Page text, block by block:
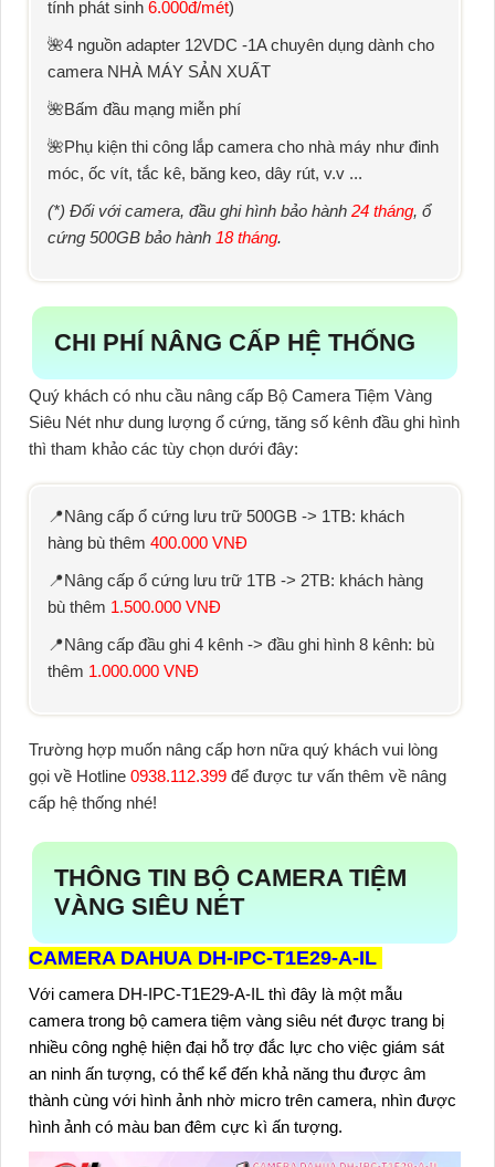
tính phát sinh 6.000đ/mét)
🌺4 nguồn adapter 12VDC -1A chuyên dụng dành cho
camera NHÀ MÁY SẢN XUẤT
🌺Bấm đầu mạng miễn phí
🌺Phụ kiện thi công lắp camera cho nhà máy như đinh
móc, ốc vít, tắc kê, băng keo, dây rút, v.v ...
(*) Đối với camera, đầu ghi hình bảo hành 24 tháng, ổ
cứng 500GB bảo hành 18 tháng.
CHI PHÍ NÂNG CẤP HỆ THỐNG
Quý khách có nhu cầu nâng cấp Bộ Camera Tiệm Vàng
Siêu Nét như dung lượng ổ cứng, tăng số kênh đầu ghi hình
thì tham khảo các tùy chọn dưới đây:
📍Nâng cấp ổ cứng lưu trữ 500GB -> 1TB: khách
hàng bù thêm 400.000 VNĐ
📍Nâng cấp ổ cứng lưu trữ 1TB -> 2TB: khách hàng
bù thêm 1.500.000 VNĐ
📍Nâng cấp đầu ghi 4 kênh -> đầu ghi hình 8 kênh: bù
thêm 1.000.000 VNĐ
Trường hợp muốn nâng cấp hơn nữa quý khách vui lòng
gọi về Hotline 0938.112.399 để được tư vấn thêm về nâng
cấp hệ thống nhé!
THÔNG TIN BỘ CAMERA TIỆM
VÀNG SIÊU NÉT
CAMERA DAHUA DH-IPC-T1E29-A-IL
Với camera DH-IPC-T1E29-A-IL thì đây là một mẫu
camera trong bộ camera tiệm vàng siêu nét được trang bị
nhiều công nghệ hiện đại hỗ trợ đắc lực cho việc giám sát
an ninh ấn tượng, có thể kể đến khả năng thu được âm
thành cùng với hình ảnh nhờ micro trên camera, nhìn được
hình ảnh có màu ban đêm cực kì ấn tượng.